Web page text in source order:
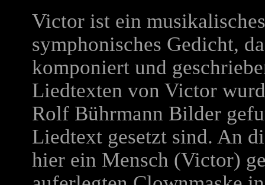
Victor ist ein
symphonisches Gedicht,
komponiert und
Liedtexten von Victor
Rolf Bührmann Bilder
Liedtext gesetzt sind. An
hier ein Mensch (Victor)